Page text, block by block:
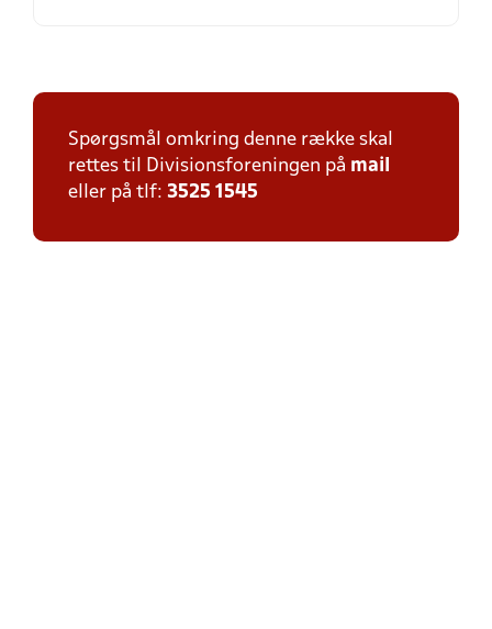
Spørgsmål omkring denne række skal
rettes til Divisionsforeningen på mail
eller på tlf: 3525 1545